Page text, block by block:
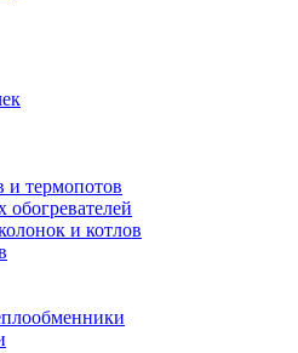
и термопотов
обогревателей
и котлов